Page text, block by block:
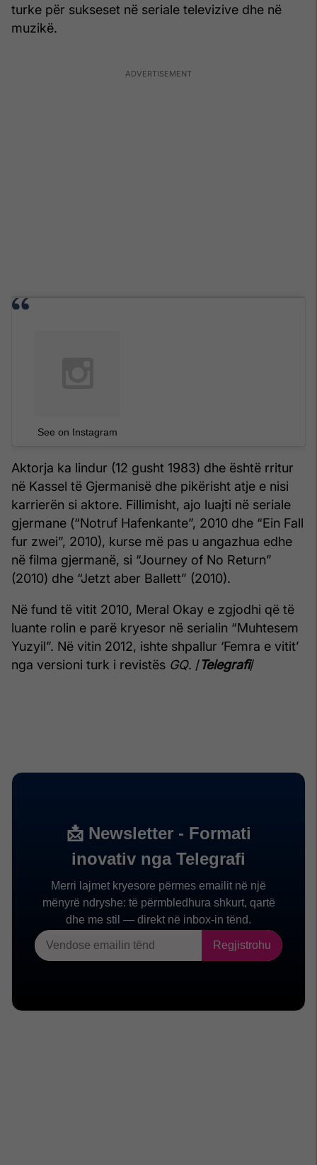
turke për sukseset në seriale televizive dhe në
muzikë.
See on Instagram
Aktorja ka lindur (12 gusht 1983) dhe është rritur
në Kassel të Gjermanisë dhe pikërisht atje e nisi
karrierën si aktore. Fillimisht, ajo luajti në seriale
gjermane (“Notruf Hafenkante”, 2010 dhe “Ein Fall
fur zwei”, 2010), kurse më pas u angazhua edhe
në filma gjermanë, si “Journey of No Return”
(2010) dhe “Jetzt aber Ballett” (2010).
Në fund të vitit 2010, Meral Okay e zgjodhi që të
luante rolin e parë kryesor në serialin “Muhtesem
Yuzyil”. Në vitin 2012, ishte shpallur ‘Femra e vitit’
nga versioni turk i revistës GQ. /Telegrafi/